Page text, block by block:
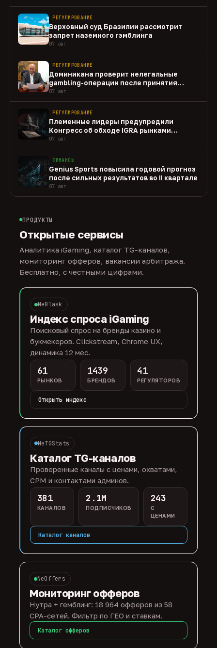
РЕГУЛИРОВАНИЕ
Верховный суд Бразилии рассмотрит
запрет наземного гэмблинга
07 авг
РЕГУЛИРОВАНИЕ
Доминикана проверит нелегальные
gambling-операции после принятия
закона
07 авг
РЕГУЛИРОВАНИЕ
Племенные лидеры предупредили
Конгресс об обходе IGRA рынками
прогнозов
07 авг
ФИНАНСЫ
Genius Sports повысила годовой прогноз
после сильных результатов во II квартале
07 авг
ПРОДУКТЫ
Открытые сервисы
Аналитика iGaming, каталог TG-каналов,
мониторинг офферов, вакансии арбитража.
Бесплатно, с честными цифрами.
NeBlask
Индекс спроса iGaming
Поисковый спрос на бренды казино и
букмекеров. Clickstream, Chrome UX,
динамика 12 мес.
61
РЫНКОВ
1439
БРЕНДОВ
41
РЕГУЛЯТОРОВ
Открыть индекс
NeTGStats
Каталог TG-каналов
Проверенные каналы с ценами, охватами,
CPM и контактами админов.
381
КАНАЛОВ
2.1M
ПОДПИСЧИКОВ
243
С
ЦЕНАМИ
Каталог каналов
NeOffers
Мониторинг офферов
Нутра + гемблинг: 18 964 офферов из 58
CPA-сетей. Фильтр по ГЕО и ставкам.
Каталог офферов